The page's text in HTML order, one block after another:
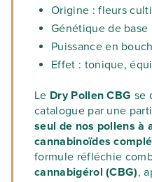
Origine : fleurs
Génétique de
Puissance en
Effet : tonique,
Le Dry Pollen CBG se
catalogue par une
seul de nos pollens à
cannabinoïdes
formule réfléchie
cannabigérol (CBG),